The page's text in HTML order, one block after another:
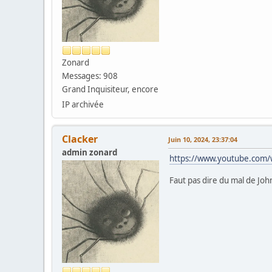
Zonard
Messages: 908
Grand Inquisiteur, encore
IP archivée
Clacker
admin zonard
Juin 10, 2024, 23:37:04
https://www.youtube.com/
Faut pas dire du mal de